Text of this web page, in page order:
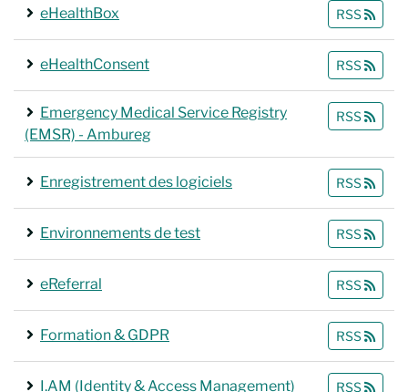
eHealthBox RSS
eHealthConsent RSS
Emergency Medical Service Registry
(EMSR) - Ambureg
RSS
Enregistrement des logiciels RSS
Environnements de test RSS
eReferral RSS
Formation & GDPR RSS
I.AM (Identity & Access Management) RSS